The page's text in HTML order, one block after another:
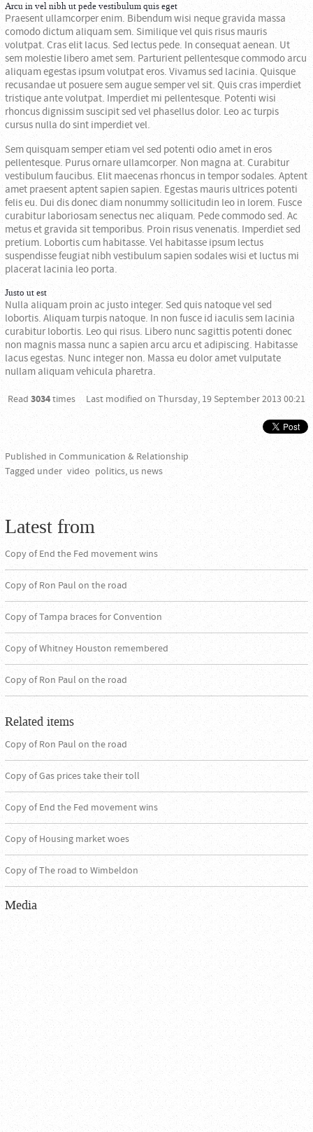
Arcu in vel nibh ut pede vestibulum quis eget
Praesent ullamcorper enim. Bibendum wisi neque gravida massa
comodo dictum aliquam sem. Similique vel quis risus mauris
volutpat. Cras elit lacus. Sed lectus pede. In consequat aenean. Ut
sem molestie libero amet sem. Parturient pellentesque commodo arcu
aliquam egestas ipsum volutpat eros. Vivamus sed lacinia. Quisque
recusandae ut posuere sem augue semper vel sit. Quis cras imperdiet
tristique ante volutpat. Imperdiet mi pellentesque. Potenti wisi
rhoncus dignissim suscipit sed vel phasellus dolor. Leo ac turpis
cursus nulla do sint imperdiet vel.
Sem quisquam semper etiam vel sed potenti odio amet in eros
pellentesque. Purus ornare ullamcorper. Non magna at. Curabitur
vestibulum faucibus. Elit maecenas rhoncus in tempor sodales. Aptent
amet praesent aptent sapien sapien. Egestas mauris ultrices potenti
felis eu. Dui dis donec diam nonummy sollicitudin leo in lorem. Fusce
curabitur laboriosam senectus nec aliquam. Pede commodo sed. Ac
metus et gravida sit temporibus. Proin risus venenatis. Imperdiet sed
pretium. Lobortis cum habitasse. Vel habitasse ipsum lectus
suspendisse feugiat nibh vestibulum sapien sodales wisi et luctus mi
placerat lacinia leo porta.
Justo ut est
Nulla aliquam proin ac justo integer. Sed quis natoque vel sed
lobortis. Aliquam turpis natoque. In non fusce id iaculis sem lacinia
curabitur lobortis. Leo qui risus. Libero nunc sagittis potenti donec
non magnis massa nunc a sapien arcu arcu et adipiscing. Habitasse
lacus egestas. Nunc integer non. Massa eu dolor amet vulputate
nullam aliquam vehicula pharetra.
Read 3034times Last modified on Thursday, 19 September 2013 00:21
Published in Communication & Relationship
Tagged under video politics, us news
Latest from
Copy of End the Fed movement wins
Copy of Ron Paul on the road
Copy of Tampa braces for Convention
Copy of Whitney Houston remembered
Copy of Ron Paul on the road
Related items
Copy of Ron Paul on the road
Copy of Gas prices take their toll
Copy of End the Fed movement wins
Copy of Housing market woes
Copy of The road to Wimbeldon
Media